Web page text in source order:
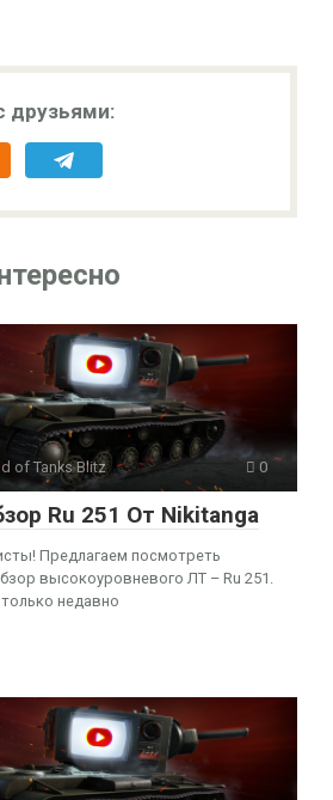
друзьями:
of Tanks Blitz 0
Ru 251 От Nikitanga
Предлагаем посмотреть
высокоуровневого ЛТ – Ru 251.
недавно